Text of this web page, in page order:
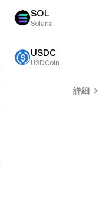
SOL
Solana
USDC
USDCoin
詳細